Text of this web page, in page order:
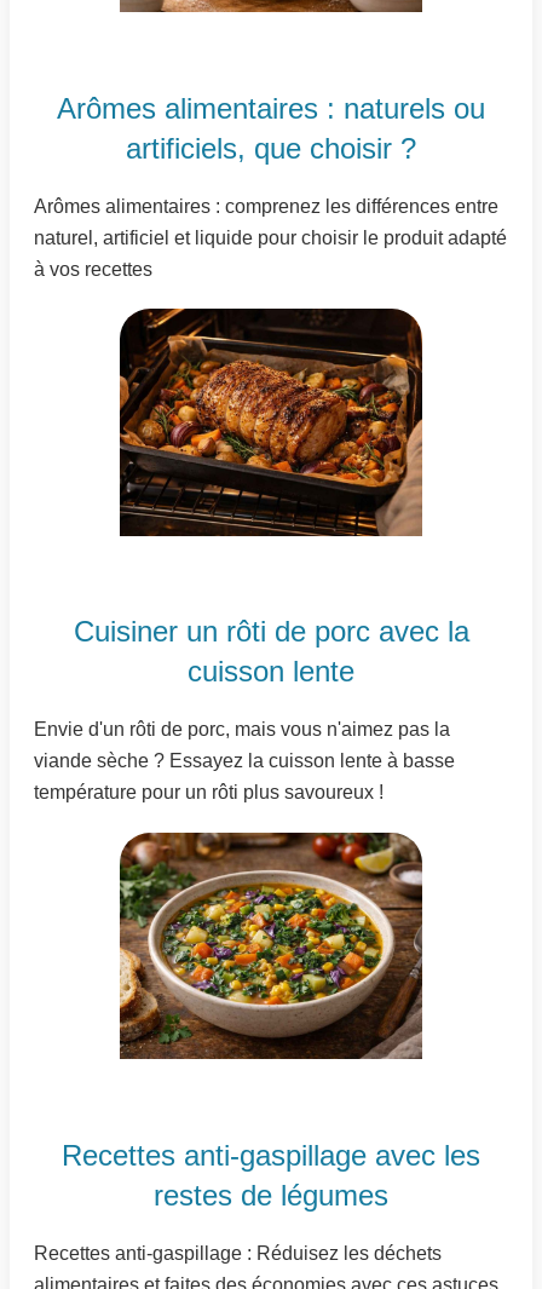
Arômes alimentaires : naturels ou
artificiels, que choisir ?
Arômes alimentaires : comprenez les différences entre
naturel, artificiel et liquide pour choisir le produit adapté
à vos recettes
Cuisiner un rôti de porc avec la
cuisson lente
Envie d'un rôti de porc, mais vous n'aimez pas la
viande sèche ? Essayez la cuisson lente à basse
température pour un rôti plus savoureux !
Recettes anti-gaspillage avec les
restes de légumes
Recettes anti-gaspillage : Réduisez les déchets
alimentaires et faites des économies avec ces astuces